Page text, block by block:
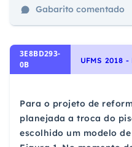
Gabarito comentado
3E8BD293-
0B
Para o projeto de
planejada a troca do
escolhido um modelo